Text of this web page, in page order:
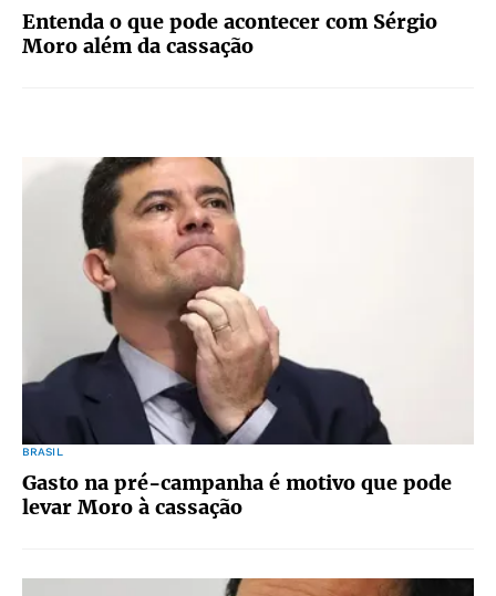
Entenda o que pode acontecer com Sérgio
Moro além da cassação
BRASIL
Gasto na pré-campanha é motivo que pode
levar Moro à cassação